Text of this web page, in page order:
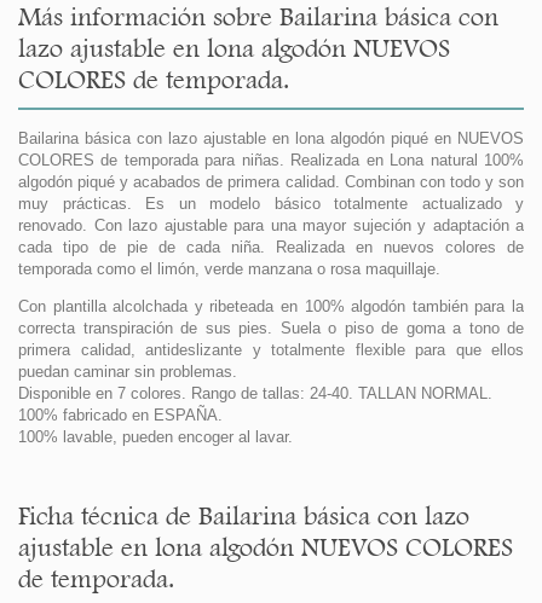
Más información sobre Bailarina básica con
lazo ajustable en lona algodón NUEVOS
COLORES de temporada.
Bailarina básica con lazo ajustable en lona algodón piqué en NUEVOS
COLORES de temporada para niñas. Realizada en Lona natural 100%
algodón piqué y acabados de primera calidad. Combinan con todo y son
muy prácticas. Es un modelo básico totalmente actualizado y
renovado. Con lazo ajustable para una mayor sujeción y adaptación a
cada tipo de pie de cada niña. Realizada en nuevos colores de
temporada como el limón, verde manzana o rosa maquillaje.
Con plantilla alcolchada y ribeteada en 100% algodón también para la
correcta transpiración de sus pies. Suela o piso de goma a tono de
primera calidad, antideslizante y totalmente flexible para que ellos
puedan caminar sin problemas.
Disponible en 7 colores. Rango de tallas: 24-40. TALLAN NORMAL.
100% fabricado en ESPAÑA.
100% lavable, pueden encoger al lavar.
Ficha técnica de Bailarina básica con lazo
ajustable en lona algodón NUEVOS COLORES
de temporada.